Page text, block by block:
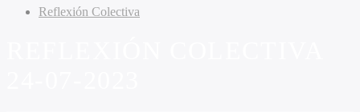
Reflexión Colectiva